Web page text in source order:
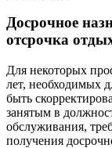
Досрочное
отсрочка
Для некоторых
лет, необходимых
быть
занятым в
обслуживания,
получения